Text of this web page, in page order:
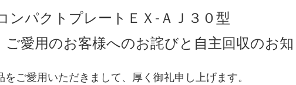
ンパクトプレートＥＸ-ＡＪ３０型
客様へのお詫びと自主回収のお知
ご愛用いただきまして、厚く御礼申し上げます。